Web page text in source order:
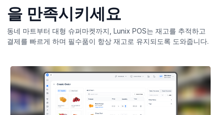
을 만족시키세요
동네 마트부터 대형 슈퍼마켓까지, Lunix POS는 재고를 추적하고
결제를 빠르게 하며 필수품이 항상 재고로 유지되도록 도와줍니다.